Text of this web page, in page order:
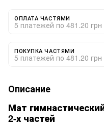
ОПЛАТА ЧАСТЯМИ
5 платежей по 481.20 грн
ПОКУПКА ЧАСТЯМИ
5 платежей по 481.20 грн
Описание
Мат
2-х частей